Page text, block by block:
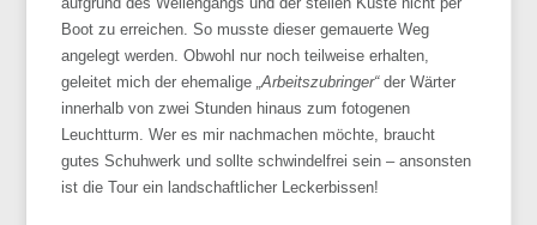
Boot zu erreichen. So musste dieser gemauerte Weg
angelegt werden. Obwohl nur noch teilweise erhalten,
geleitet mich der ehemalige„Arbeitszubringer“der Wärter
innerhalb von zwei Stunden hinaus zum fotogenen
Leuchtturm. Wer es mir nachmachen möchte, braucht
gutes Schuhwerk und sollte schwindelfrei sein – ansonsten
ist die Tour ein landschaftlicher Leckerbissen!